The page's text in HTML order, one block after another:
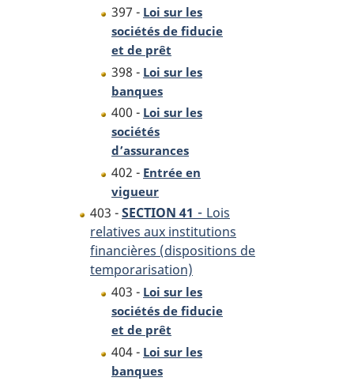
397 - Loi sur les
sociétés de fiducie
et de prêt
398 - Loi sur les
banques
400 - Loi sur les
sociétés
d’assurances
402 - Entrée en
vigueur
403 -SECTION 41 - Lois
relatives aux institutions
financières (dispositions de
temporarisation)
403 - Loi sur les
sociétés de fiducie
et de prêt
404 - Loi sur les
banques